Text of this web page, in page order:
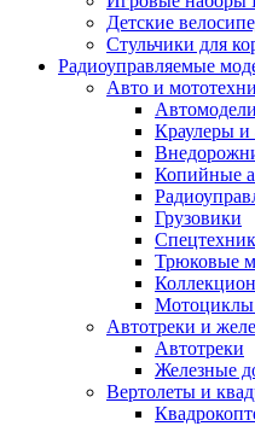
Детские
Стульчики для
Радиоуправляемые
Авто и
Краулеры
Копийные
Грузовики
Трюковые
Мотоциклы
Автотреки и
Автотреки
Железные
Вертолеты и